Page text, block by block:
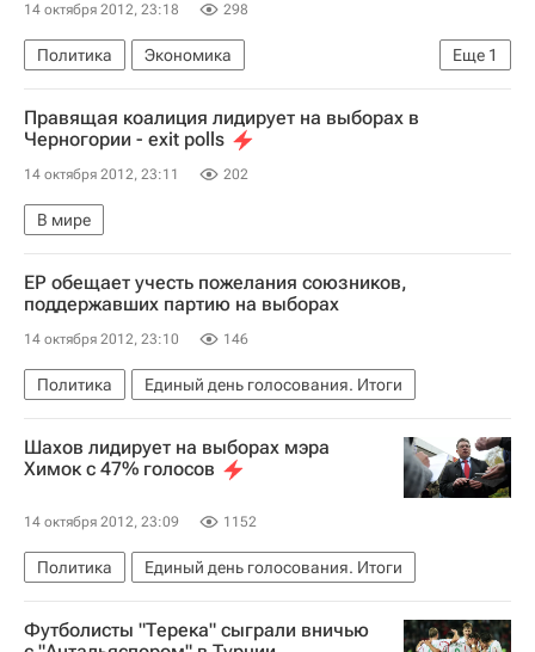
14 октября 2012, 23:18 298
Еще 1
Политика
Экономика
Выездное заседание Всемирного экономического форума
Правящая коалиция лидирует на выборах в
Черногории - exit polls
14 октября 2012, 23:11 202
В мире
ЕР обещает учесть пожелания союзников,
поддержавших партию на выборах
14 октября 2012, 23:10 146
Политика Единый день голосования. Итоги
Шахов лидирует на выборах мэра
Химок с 47% голосов
14 октября 2012, 23:09 1152
Политика Единый день голосования. Итоги
Футболисты "Терека" сыграли вничью